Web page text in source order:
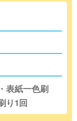
表紙一色刷
り1回